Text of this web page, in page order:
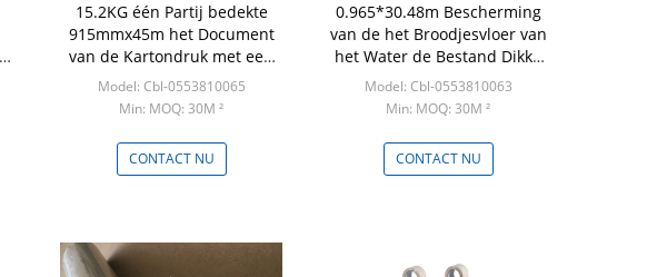
15.2KG één Partij bedekte
915mmx45m het Document
van de Kartondruk met een
laag
Model: Cbl-0553810065
Min: MOQ: 30M ²
CONTACT NU
0.965*30.48m Bescherming
van de het Broodjesvloer van
het Water de Bestand Dikke
15.2KG Karton
Model: Cbl-0553810063
Min: MOQ: 30M ²
CONTACT NU